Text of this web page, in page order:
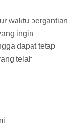
waktu bergantian
ingin
dapat tetap
telah